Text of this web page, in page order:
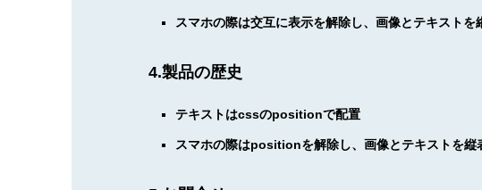
スマホの際は交互に表示を解除し、画像とテキストを
4.製品の歴史
テキストはcssのpositionで配置
スマホの際はpositionを解除し、画像とテキストを縦